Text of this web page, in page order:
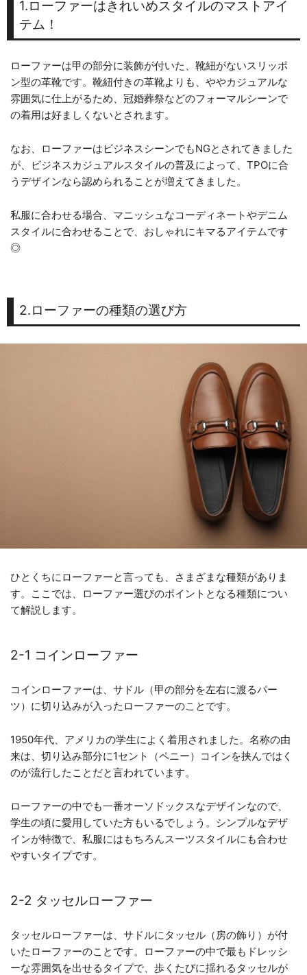
1.ローファーはきれいめスタイルのマストアイ
テム！
ローファーは甲の部分に装飾が付いた、靴紐がないスリッポ
ン型の革靴です。靴紐付きの革靴よりも、ややカジュアルな
雰囲気に仕上がるため、冠婚葬祭などのフォーマルシーンで
の着用は好ましくないとされます。
なお、ローファーはビジネスシーンでもNGとされてきました
が、ビジネスカジュアルスタイルの普及によって、TPOに合
うデザインなら認められることが増えてきました。
私服に合わせる場合、マニッシュなコーディネートやデニム
スタイルに合わせることで、おしゃれにキマるアイテムです
◎
2.ローファーの種類の選び方
ひとくちにローファーと言っても、さまざまな種類がありま
す。ここでは、ローファー選びのポイントとなる種類につい
て解説します。
2-1 コインローファー
コインローファーは、サドル（甲の部分を左右に渡るパー
ツ）に切り込みが入ったローファーのことです。
1950年代、アメリカの学生によく着用されました。名称の由
来は、切り込み部分に1セント（ペニー）コインを挟んではく
のが流行したことだと言われています。
ローファーの中でも一番オーソドックスなデザインなので、
学生の頃に愛用していた方もいるでしょう。シンプルなデザ
インが特徴で、私服にはもちろんスーツスタイルにも合わせ
やすいタイプです。
2-2 タッセルローファー
タッセルローファーは、サドルにタッセル（房の飾り）が付
いたローファーのことです。ローファーの中で最もドレッシ
ーな雰囲気を出せるタイプで、歩くたびに揺れるタッセルが